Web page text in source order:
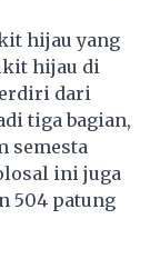
hijau yang
hijau di
dari
tiga bagian,
semesta
ini juga
504 patung